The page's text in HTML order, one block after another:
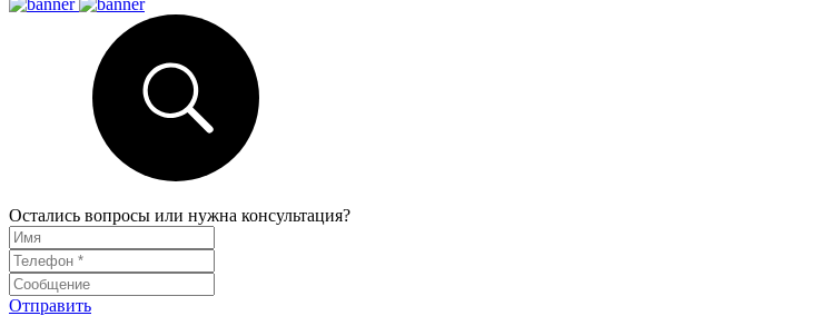
Остались вопросы или нужна консультация?
Отправить